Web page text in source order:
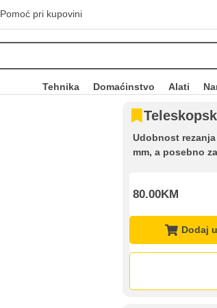
Pomoć pri kupovini
Tehnika Domaćinstvo Alati
Udobnost
mm, a posebno
80.00KM
Dodaj